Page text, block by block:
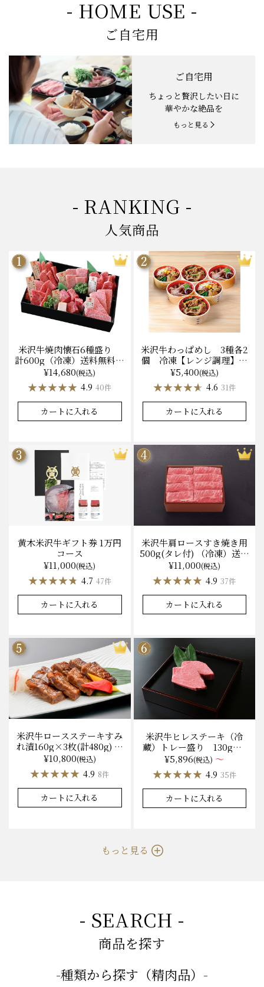
- HOME USE -
ご自宅用
ご自宅用
ちょっと贅沢したい日に
華やかな絶品を
もっと見る
- RANKING -
人気商品
米沢牛焼肉懐石6種盛り
計600g（冷凍）送料無料
化粧箱入
¥14,680(税込)
★★★★★
★★★★★ 4.9 40件
カートに入れる
米沢牛わっぱめし 3種各2
個 冷凍【レンジ調理】化
粧箱入
¥5,400(税込)
★★★★★
★★★★★ 4.6 31件
カートに入れる
黄木米沢牛ギフト券 1万円
コース
¥11,000(税込)
★★★★★
★★★★★ 4.7 47件
カートに入れる
米沢牛肩ロースすき焼き用
500g(タレ付) （冷凍）送料
無料 化粧箱入
¥11,000(税込)
★★★★★
★★★★★ 4.9 37件
カートに入れる
米沢牛ロースステーキすみ
れ漬160g×3枚(計480g) 木
箱入 味噌酒粕漬け/冷蔵
送料無料
¥10,800(税込)
★★★★★
★★★★★ 4.9 8件
カートに入れる
米沢牛ヒレステーキ（冷
蔵）トレー盛り 130g×1
枚から量り売り
¥5,896(税込) ～
★★★★★
★★★★★ 4.9 35件
カートに入れる
もっと見る
- SEARCH -
商品を探す
-種類から探す（精肉品）-